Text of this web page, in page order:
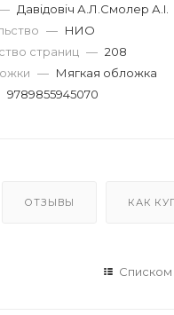
Давiдовiч А.Л.Смолер А.I.
— НИО
страниц — 208
— Мягкая обложка
9789855945070
ОТЗЫВЫ КАК
Списком